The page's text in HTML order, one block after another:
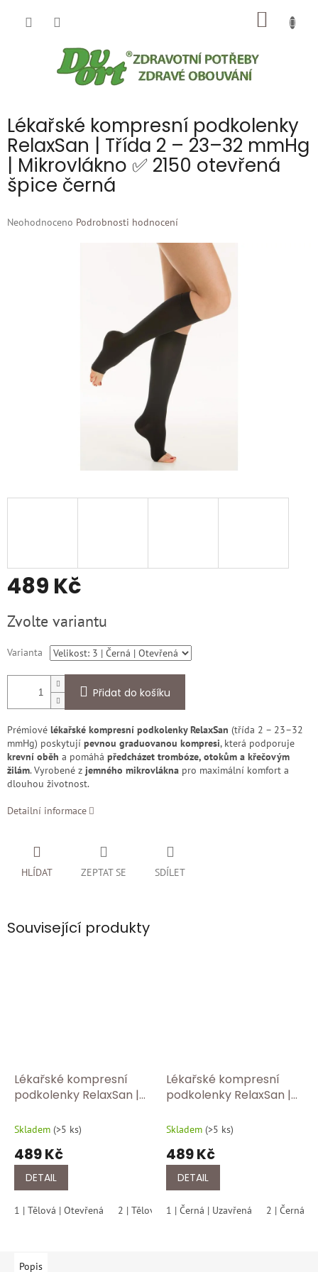
Lékařské kompresní podkolenky
RelaxSan | Třída 2 – 23–32 mmHg
| Mikrovlákno ✅ 2150 otevřená
špice černá
Průměrné
Neohodnoceno Podrobnosti hodnocení
489 Kč
cena:
Zvolte variantu
Varianta
Přidat do košíku
Prémiové lékařské kompresní podkolenky RelaxSan (třída 2 – 23–32
mmHg) poskytují pevnou graduovanou kompresi, která podporuje
krevní oběh a pomáhá předcházet trombóze, otokům a křečovým
žilám. Vyrobené z jemného mikrovlákna pro maximální komfort a
dlouhou životnost.
Detailní informace
ZEPTAT SE
HLÍDAT SDÍLET
Související produkty
Lékařské kompresní
podkolenky RelaxSan |
Mikrovlákno ✅ 2150
Skladem (>5 ks)
489 Kč
DETAIL
1 | Tělová | Otevřená 2 | Tělová | Otevřená 3 | Tělová | Otevřená
Lékařské kompresní
podkolenky RelaxSan |
Mikrovlákno ✅ 2150
Skladem (>5 ks)
489 Kč
DETAIL
1 | Černá | Uzavřená 2 | Černá |
Popis